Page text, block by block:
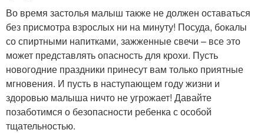
Во время застолья малыш также не должен оставаться
без присмотра взрослых ни на минуту! Посуда, бокалы
со спиртными напитками, зажженные свечи – все это
может представлять опасность для крохи. Пусть
новогодние праздники принесут вам только приятные
мгновения. И пусть в наступающем году жизни и
здоровью малыша ничто не угрожает! Давайте
позаботимся о безопасности ребенка с особой
тщательностью.